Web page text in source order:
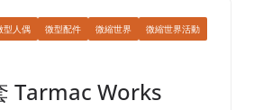
型人偶 微型配件 微縮世界
微縮世界活動
Tarmac Works